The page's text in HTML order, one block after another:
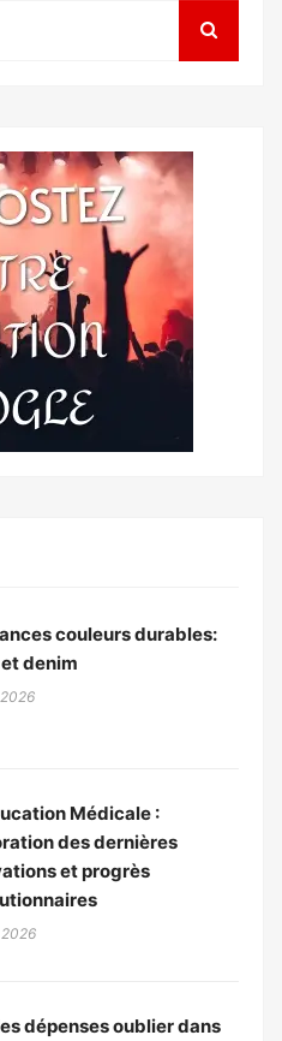
couleurs durables:
denim
Médicale :
des dernières
et progrès
dépenses oublier dans